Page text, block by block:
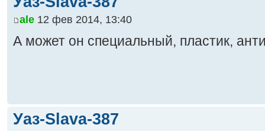
ale 12 фев 2014, 13:40
А может он специальный, пластик,
Уаз-Slava-387